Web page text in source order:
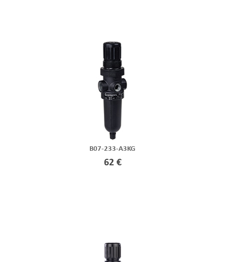
B07-233-A3KG
62 €